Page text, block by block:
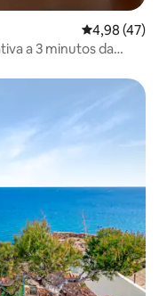
4,98 de uma
4,98 (47)
a 3 minutos da